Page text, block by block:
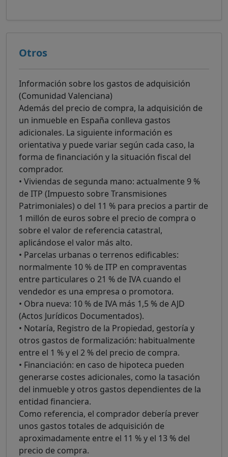
Otros
Información sobre los gastos de adquisición
(Comunidad Valenciana)
Además del precio de compra, la adquisición de
un inmueble en España conlleva gastos
adicionales. La siguiente información es
orientativa y puede variar según cada caso, la
forma de financiación y la situación fiscal del
comprador.
• Viviendas de segunda mano: actualmente 9 %
de ITP (Impuesto sobre Transmisiones
Patrimoniales) o del 11 % para precios a partir de
1 millón de euros sobre el precio de compra o
sobre el valor de referencia catastral,
aplicándose el valor más alto.
• Parcelas urbanas o terrenos edificables:
normalmente 10 % de ITP en compraventas
entre particulares o 21 % de IVA cuando el
vendedor es una empresa o promotora.
• Obra nueva: 10 % de IVA más 1,5 % de AJD
(Actos Jurídicos Documentados).
• Notaría, Registro de la Propiedad, gestoría y
otros gastos de formalización: habitualmente
entre el 1 % y el 2 % del precio de compra.
• Financiación: en caso de hipoteca pueden
generarse costes adicionales, como la tasación
del inmueble y otros gastos dependientes de la
entidad financiera.
Como referencia, el comprador debería prever
unos gastos totales de adquisición de
aproximadamente entre el 11 % y el 13 % del
precio de compra.